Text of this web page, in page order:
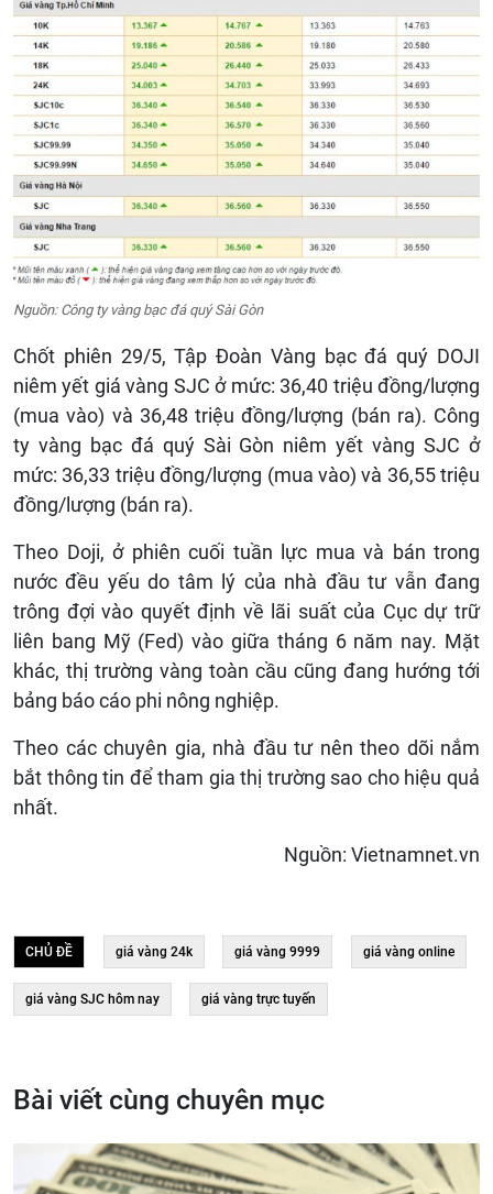
Nguồn: Công ty vàng bạc đá quý Sài Gòn
Chốt phiên 29/5, Tập Đoàn Vàng bạc đá quý DOJI
niêm yết giá vàng SJC ở mức: 36,40 triệu đồng/lượng
(mua vào) và 36,48 triệu đồng/lượng (bán ra). Công
ty vàng bạc đá quý Sài Gòn niêm yết vàng SJC ở
mức: 36,33 triệu đồng/lượng (mua vào) và 36,55 triệu
đồng/lượng (bán ra).
Theo Doji, ở phiên cuối tuần lực mua và bán trong
nước đều yếu do tâm lý của nhà đầu tư vẫn đang
trông đợi vào quyết định về lãi suất của Cục dự trữ
liên bang Mỹ (Fed) vào giữa tháng 6 năm nay. Mặt
khác, thị trường vàng toàn cầu cũng đang hướng tới
bảng báo cáo phi nông nghiệp.
Theo các chuyên gia, nhà đầu tư nên theo dõi nắm
bắt thông tin để tham gia thị trường sao cho hiệu quả
nhất.
Nguồn: Vietnamnet.vn
CHỦ ĐỀ giá vàng 24k giá vàng 9999 giá vàng online
giá vàng SJC hôm nay giá vàng trực tuyến
Bài viết cùng chuyên mục